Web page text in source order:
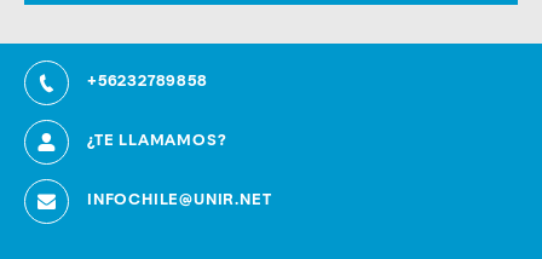
+56232789858
¿TE LLAMAMOS?
INFOCHILE@UNIR.NET